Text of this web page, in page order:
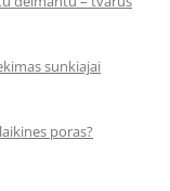
sunkiajai
poras?